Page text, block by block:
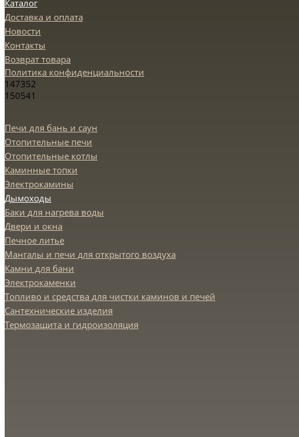
Каталог
Доставка и оплата
Новости
Контакты
Возврат товара
Политика конфиденциальности
147352
150541
Печи для бань и саун
Отопительные печи
Отопительные котлы
Каминные топки
Электрокамины
Дымоходы
Баки для нагрева воды
Двери и окна
Печное литье
Мангалы и печи для открытого воздуха
Камни для бани
Электрокаменки
Топливо и средства для чистки каминов и печей
Сантехнические изделия
Термозащита и гидроизоляция